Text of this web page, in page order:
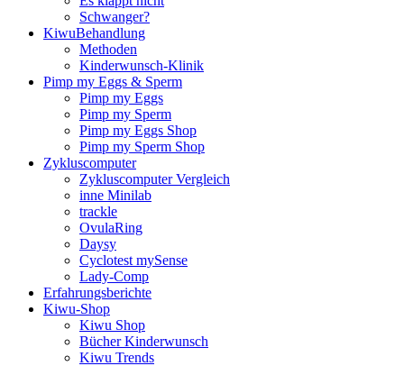
Schwan­ger?
Kiwu­Be­hand­lung
Metho­den
Kin­der­wunsch-Kli­nik
Pimp my Eggs & Sperm
Pimp my Eggs
Pimp my Sperm
Pimp my Eggs Shop
Pimp my Sperm Shop
Zyklus­com­pu­ter
Zyklus­com­pu­ter Ver­gleich
inne Mini­lab
track­le
Ovu­la­Ring
Day­sy
Cyclo­test mySen­se
Lady-Comp
Erfah­rungs­be­rich­te
Kiwu-Shop
Kiwu Shop
Bücher Kin­der­wunsch
Kiwu Trends